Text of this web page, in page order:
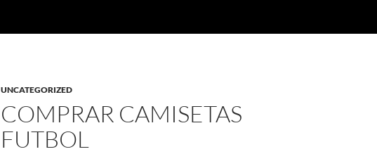
UNCATEGORIZED
COMPRAR CAMISETAS
FUTBOL